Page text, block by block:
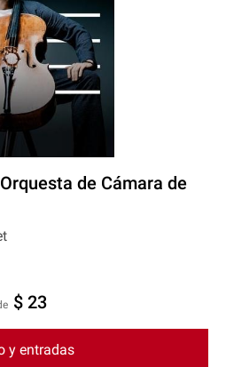
de Cámara de
$ 23
y entradas